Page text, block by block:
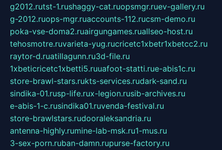
g2012.rutst-1.rushaggy-cat.ruopsmgr.ruev-gallery.ru
g-2012.ruops-mgr.ruaccounts-112.rucsm-demo.ru
poka-vse-doma2.ruairgungames.ruallseo-host.ru
tehosmotre.ruvarieta-yug.rucricetc1xbetr1xbetcc2.ru
raytor-d.ruatillagunn.ru3d-file.ru
1xbeticricetc1xbetti5.ruuafoot-statti.rue-abis1c.ru
store-brawl-stars.rukts-services.rudark-sand.ru
sindika-01.rusp-life.rux-legion.rusib-archives.ru
e-abis-1-c.rusindika01.ruvenda-festival.ru
store-brawlstars.rudooraleksandria.ru
antenna-highly.rumine-lab-msk.ru1-mus.ru
3-sex-porn.ruban-damn.rupurse-factory.ru